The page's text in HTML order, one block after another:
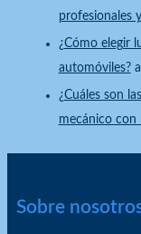
profesionales
¿Cómo elegir
automóviles?
¿Cuáles son
mecánico con
Sobre